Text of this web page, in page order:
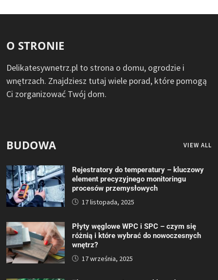
O STRONIE
Delikatesywnetrz.pl to strona o domu, ogrodzie i
wnętrzach. Znajdziesz tutaj wiele porad, które pomogą
Ci zorganizować Twój dom.
BUDOWA VIEW ALL
Rejestratory do temperatury – kluczowy
element precyzyjnego monitoringu
procesów przemysłowych
17 listopada, 2025
Płyty węglowe WPC i SPC – czym się
różnią i które wybrać do nowoczesnych
wnętrz?
17 września, 2025